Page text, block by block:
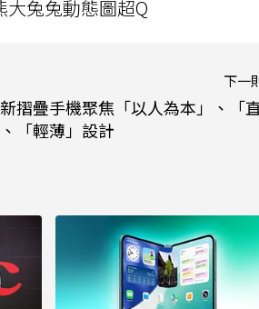
大兔兔動態圖超Q
下一
摺疊手機聚焦「以人為本」、「
「輕薄」設計